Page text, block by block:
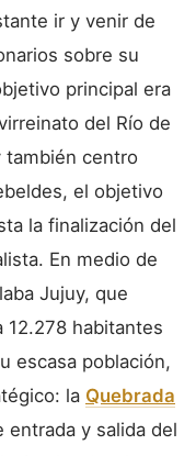
ir y venir de
sobre su
principal era
del Río de
también centro
el objetivo
la finalización del
En medio de
Jujuy, que
12.278 habitantes
escasa población,
la Quebrada
entrada y salida del